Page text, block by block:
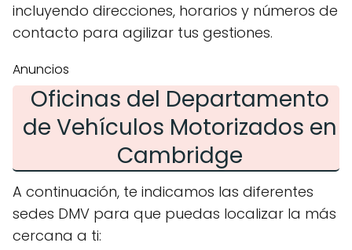
incluyendo direcciones, horarios y números de
contacto para agilizar tus gestiones.
Anuncios
Oficinas del Departamento
de Vehículos Motorizados en
Cambridge
A continuación, te indicamos las diferentes
sedes DMV para que puedas localizar la más
cercana a ti: